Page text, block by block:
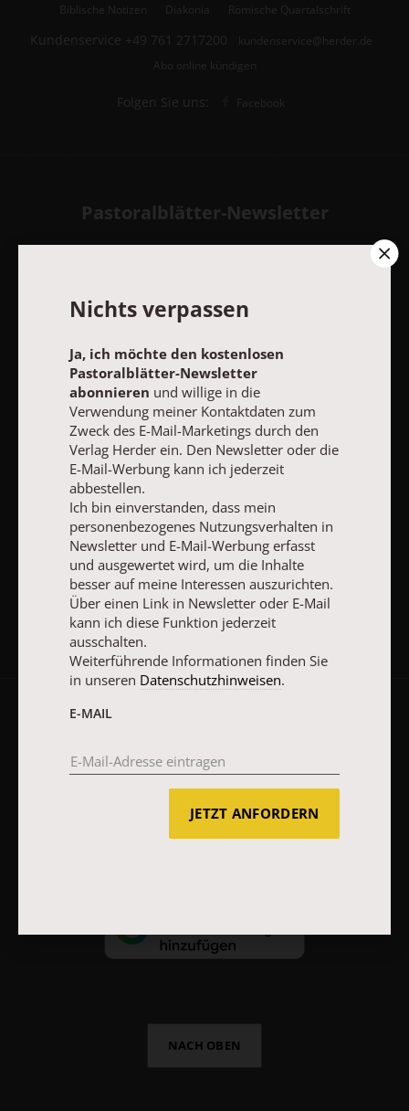
Biblische Notizen
Diakonia Römische Quartalschrift
Kundenservice +49 761 2717200
kundenservice@herder.de
Abo online kündigen
Folgen Sie uns: Facebook
Pastoralblätter-Newsletter
Ja, ich möchte den kostenlosen Pastoralblätter-Newsletter
und willige in die Verwendung meiner Kontaktdaten
Den Newsletter oder die E-Mail-Werbung kann ich jederzeit
abbestellen.
Nutzungsverhalten in Newsletter und E-Mail-Werbung erfasst
und ausgewertet wird, um die Inhalte besser auf meine
Interessen auszurichten. Über einen Link in Newsletter oder E-
Mail kann ich diese Funktion jederzeit ausschalten.
Weiterführende Informationen finden Sie in unseren
Datenschutzhinweisen.
JETZT ANMELDEN
AGB und Widerrufsbelehrung
Abo online kündigen
NACH OBEN
Nichts verpassen
Ja, ich möchte den kostenlosen
Pastoralblätter-Newsletter
abonnieren und willige in die
Verwendung meiner Kontaktdaten zum
Zweck des E-Mail-Marketings durch den
Verlag Herder ein. Den Newsletter oder die
E-Mail-Werbung kann ich jederzeit
abbestellen.
Ich bin einverstanden, dass mein
personenbezogenes Nutzungsverhalten in
Newsletter und E-Mail-Werbung erfasst
und ausgewertet wird, um die Inhalte
besser auf meine Interessen auszurichten.
Über einen Link in Newsletter oder E-Mail
kann ich diese Funktion jederzeit
ausschalten.
Weiterführende Informationen finden Sie
in unseren Datenschutzhinweisen.
E-MAIL
JETZT ANFORDERN